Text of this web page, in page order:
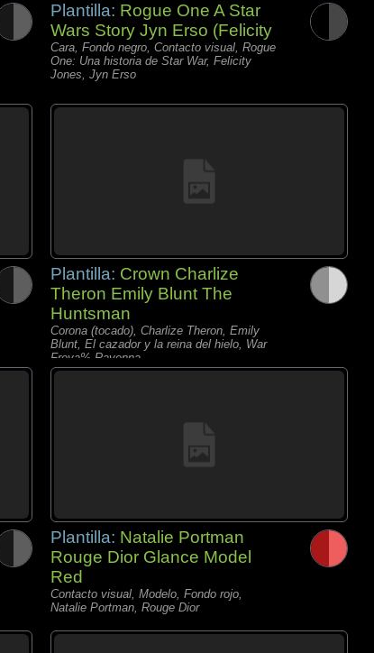
Plantilla: Rogue One A Star
Wars Story Jyn Erso (Felicity
Cara, Fondo negro, Contacto visual, Rogue
One: Una historia de Star War, Felicity
Jones, Jyn Erso
Plantilla: Crown Charlize
Theron Emily Blunt The
Huntsman
Corona (tocado), Charlize Theron, Emily
Blunt, El cazador y la reina del hielo, War
Freya% Ravenna
Plantilla: Natalie Portman
Rouge Dior Glance Model
Red
Contacto visual, Modelo, Fondo rojo,
Natalie Portman, Rouge Dior